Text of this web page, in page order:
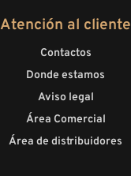
Atención al cliente
Contactos
Donde estamos
Aviso legal
Área Comercial
Área de distribuidores